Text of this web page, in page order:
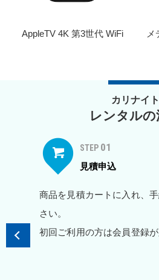
AppleTV 4K 第3世代 WiFi
カリナイト
レンタルの
STEP 01
見積申込
商品を見積カートに入れ、
さい。
初回ご利用の方は会員登録が